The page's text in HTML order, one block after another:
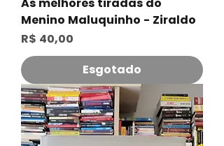
As melhores tiradas do
Menino Maluquinho - Ziraldo
Preço
R$ 40,00
Esgotado